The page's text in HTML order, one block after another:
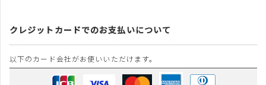
クレジットカードでのお支払いについて
以下のカード会社がお使いいただけます。